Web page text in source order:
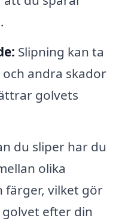
Slipning kan ta
andra skador
golvets
du sliper har du
olika
färger, vilket gör
efter din